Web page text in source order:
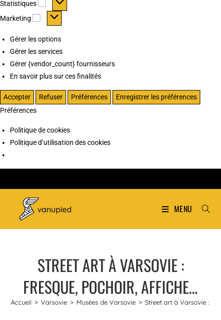
Statistiques
Marketing Marketing
Gérer les options
Gérer les services
Gérer {vendor_count} fournisseurs
En savoir plus sur ces finalités
Accepter Refuser Préférences
Enregistrer les préférences
Préférences
Politique de cookies
Politique d’utilisation des cookies
MENU
STREET ART À VARSOVIE :
FRESQUE, POCHOIR, AFFICHE…
Accueil > Varsovie > Musées de Varsovie > Street art à Varsovie :